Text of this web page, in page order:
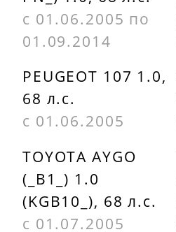
с 01.06.2005 по
01.09.2014
PEUGEOT 107 1.0,
68 л.с.
с 01.06.2005
TOYOTA AYGO
(_B1_) 1.0
(KGB10_), 68 л.с.
с 01.07.2005